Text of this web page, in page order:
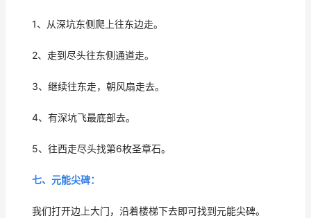
1、从深坑东侧爬上往东边走。
2、走到尽头往东侧通道走。
3、继续往东走，朝风扇走去。
4、有深坑飞最底部去。
5、往西走尽头找第6枚圣章石。
七、元能尖碑：
我们打开边上大门，沿着楼梯下去即可找到元能尖碑。